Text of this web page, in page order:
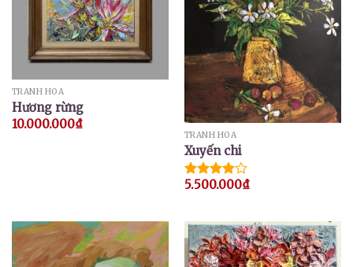
TRANH HOA
Hương rừng
10.000.000₫
TRANH HOA
Xuyến chi
Được
sao
5.500.000₫